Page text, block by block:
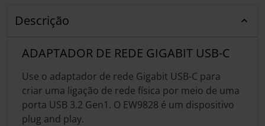
Descrição
ADAPTADOR DE REDE GIGABIT USB-C
Use o adaptador de rede Gigabit USB-C para
criar uma ligação de rede física por meio de uma
porta USB 3.2 Gen1. O EW9828 é um dispositivo
plug and play.